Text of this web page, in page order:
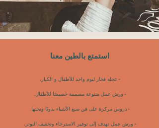
استمتع بالطين معنا
-
-
-
-